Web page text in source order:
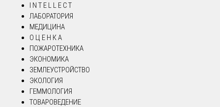
I N T E L L E C T
ЛАБОРАТОРИЯ
МЕДИЦИНА
О Ц Е Н К А
ПОЖАРОТЕХНИКА
ЭКОНОМИКА
ЗЕМЛЕУСТРОЙСТВО
ЭКОЛОГИЯ
ГЕММОЛОГИЯ
ТОВАРОВЕДЕНИЕ